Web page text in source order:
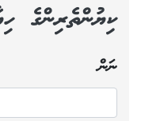
ކިޔުންތެރިންގެ
ނަން